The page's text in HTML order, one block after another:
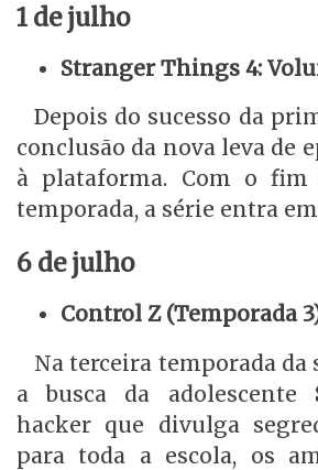
1 de julho
Stranger Things 4:
Depois do sucesso da
conclusão da nova leva de
à plataforma. Com o
temporada, a série entra
6 de julho
Control Z (Temporada
Na terceira temporada da
a busca da adolescente
hacker que divulga
para toda a escola, os